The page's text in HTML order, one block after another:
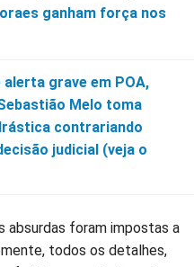
ganham força nos
alerta grave em POA,
Melo toma
contrariando
judicial (veja o
absurdas foram impostas a
todos os detalhes,